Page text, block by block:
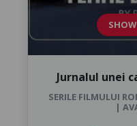
Jurnalul unei
SERILE FILMULUI
|